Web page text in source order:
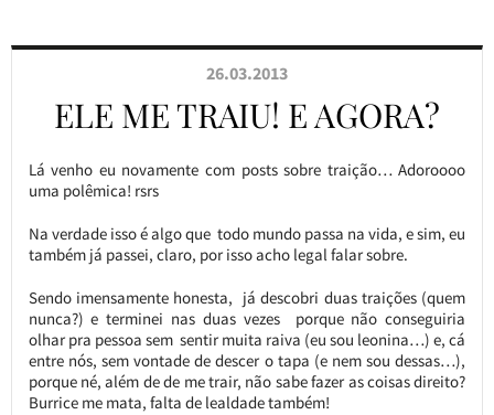
26.03.2013
ELE ME TRAIU! E AGORA?
Lá venho eu novamente com posts sobre traição… Adoroooo
uma polêmica! rsrs
Na verdade isso é algo que todo mundo passa na vida, e sim, eu
também já passei, claro, por isso acho legal falar sobre.
Sendo imensamente honesta, já descobri duas traições (quem
nunca?) e terminei nas duas vezes porque não conseguiria
olhar pra pessoa sem sentir muita raiva (eu sou leonina…) e, cá
entre nós, sem vontade de descer o tapa (e nem sou dessas…),
porque né, além de de me trair, não sabe fazer as coisas direito?
Burrice me mata, falta de lealdade também!